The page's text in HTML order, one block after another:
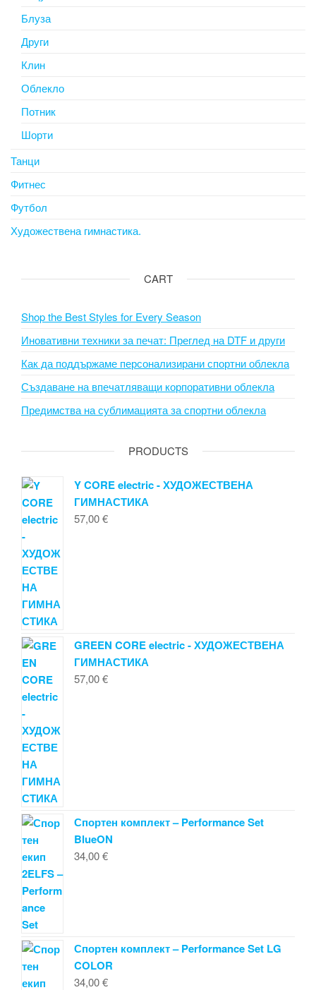
Блуза
Други
Клин
Облекло
Потник
Шорти
Танци
Фитнес
Футбол
Художествена гимнастика.
CART
Shop the Best Styles for Every Season
Иновативни техники за печат: Преглед на DTF и други
Как да поддържаме персонализирани спортни облекла
Създаване на впечатляващи корпоративни облекла
Предимства на сублимацията за спортни облекла
PRODUCTS
Y CORE electric - ХУДОЖЕСТВЕНА
ГИМНАСТИКА
57,00€
GREEN CORE electric - ХУДОЖЕСТВЕНА
ГИМНАСТИКА
57,00€
Спортен комплект – Performance Set
BlueON
34,00€
Спортен комплект – Performance Set LG
COLOR
34,00€